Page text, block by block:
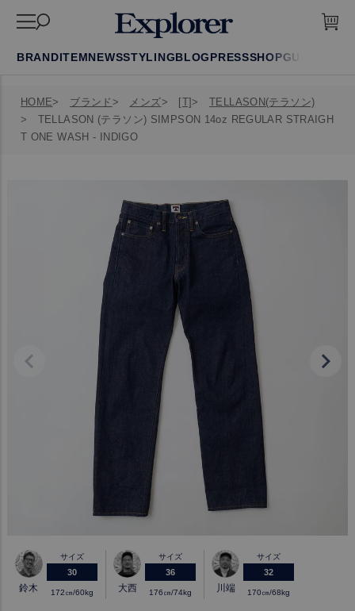
BRANDITEMNEWSSTYLINGBLOGPRESSSHOPGUIDE
HOME ブランド メンズ [T]
TELLASON(テラソン)
TELLASON (テラソン) SIMPSON 14oz REGULAR STRAIGH
T ONE WASH - INDIGO
鈴木
サイズ
30
172㎝/60kg 大西
サイズ
36
176㎝/74kg 川端
サイズ
32
170㎝/68kg